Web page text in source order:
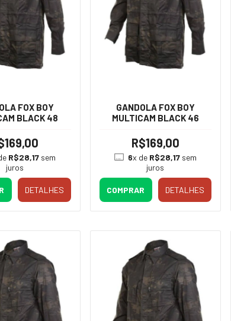
FOX BOY
BLACK 48
R$28,17 sem
juros
DETALHES
GANDOLA FOX BOY
MULTICAM BLACK 46
R$169,00
6x de R$28,17sem
juros
COMPRAR DETALHES